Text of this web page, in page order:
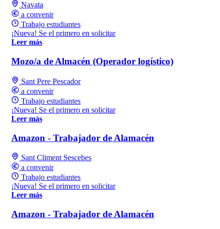
Navata
a convenir
Trabajo estudiantes
¡Nueva! Se el primero en solicitar
Leer más
Mozo/a de Almacén (Operador logístico)
Sant Pere Pescador
a convenir
Trabajo estudiantes
¡Nueva! Se el primero en solicitar
Leer más
Amazon - Trabajador de Alamacén
Sant Climent Sescebes
a convenir
Trabajo estudiantes
¡Nueva! Se el primero en solicitar
Leer más
Amazon - Trabajador de Alamacén